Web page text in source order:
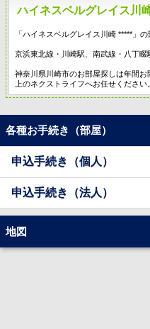
ハイネスベルグレイス川
「ハイネスベルグレイス川崎 *****」の
京浜東北線・川崎駅、南武線・八丁畷
神奈川県川崎市のお部屋探しは年間お
上のネクストライフへお任せください
各種お手続き（部屋）
申込手続き（個人）
申込手続き（法人）
地図